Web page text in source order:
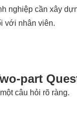
nghiệp cần xây
với nhân viên.
part
câu hỏi rõ ràng.